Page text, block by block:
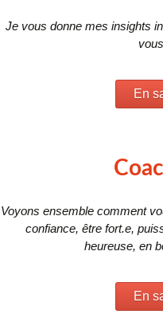
Je vous donne mes insights
En
Voyons ensemble comment
confiance, être fort.e,
heureuse, en
En